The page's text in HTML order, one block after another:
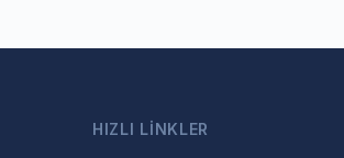
HIZLI LINKLER